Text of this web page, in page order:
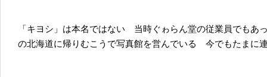
「キヨシ」は本名ではない 当時ぐゎらん堂の従業員でも
の北海道に帰りむこうで写真館を営んでいる 今でもたまに